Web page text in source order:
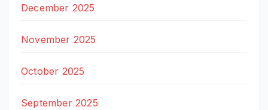
December 2025
November 2025
October 2025
September 2025